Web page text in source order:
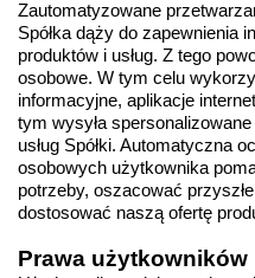
Zautomatyzowane
Spółka dąży do zapewnienia
produktów i usług. Z tego
osobowe. W tym celu
informacyjne, aplikacje
tym wysyła
usług Spółki. Automatyczna
osobowych użytkownika
potrzeby, oszacować
dostosować naszą ofertę
Prawa użytkowników